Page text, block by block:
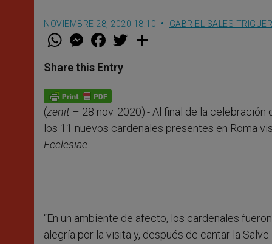
NOVIEMBRE 28, 2020 18:10 GABRIEL SALES
W
t
s
p
p
M
e
s
e
g
e
r
F
a
e
b
o
k
w
Share this Entry
(zenit – 28 nov. 2020).- Al final de la celebración
los 11 nuevos cardenales presentes en Roma
Ecclesiae.
“En un ambiente de afecto, los cardenales
alegría por la visita y, después de cantar la